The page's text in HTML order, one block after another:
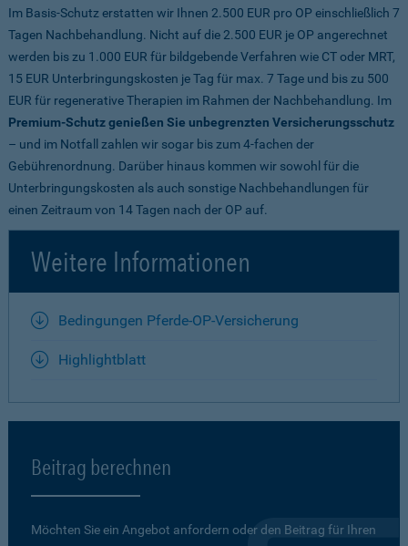
Im Basis-Schutz erstatten wir Ihnen 2.500 EUR pro OP einschließlich 7
Tagen Nachbehandlung. Nicht auf die 2.500 EUR je OP angerechnet
werden bis zu 1.000 EUR für bildgebende Verfahren wie CT oder MRT,
15 EUR Unterbringungskosten je Tag für max. 7 Tage und bis zu 500
EUR für regenerative Therapien im Rahmen der Nachbehandlung. Im
Premium-Schutz genießen Sie unbegrenzten Versicherungsschutz
– und im Notfall zahlen wir sogar bis zum 4-fachen der
Gebührenordnung. Darüber hinaus kommen wir sowohl für die
Unterbringungskosten als auch sonstige Nachbehandlungen für
einen Zeitraum von 14 Tagen nach der OP auf.
Weitere Informationen
Bedingungen Pferde-OP-Versicherung
Highlightblatt
Beitrag berechnen
Möchten Sie ein Angebot anfordern oder den Beitrag für Ihren